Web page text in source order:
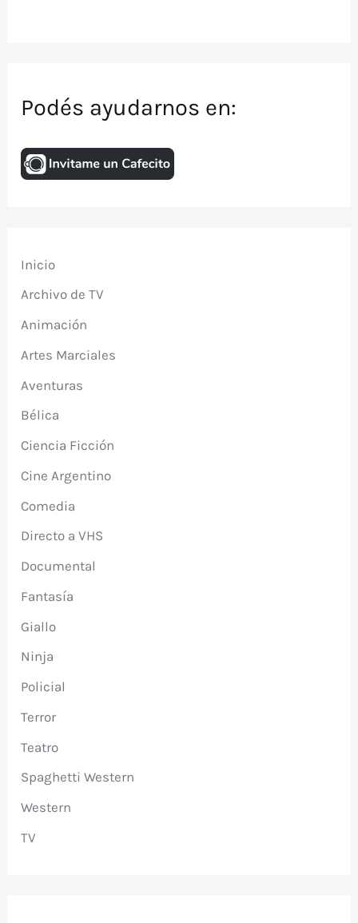
Podés ayudarnos en:
Inicio
Archivo de TV
Animación
Artes Marciales
Aventuras
Bélica
Ciencia Ficción
Cine Argentino
Comedia
Directo a VHS
Documental
Fantasía
Giallo
Ninja
Policial
Terror
Teatro
Spaghetti Western
Western
TV